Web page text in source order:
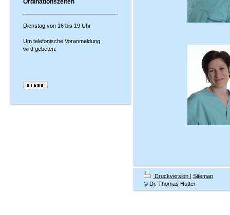
Ordinationszeiten
Dienstag von 16 bis 19 Uhr
Um telefonische Voranmeldung
wird gebeten.
Druckversion | Sitemap
© Dr. Thomas Hutter